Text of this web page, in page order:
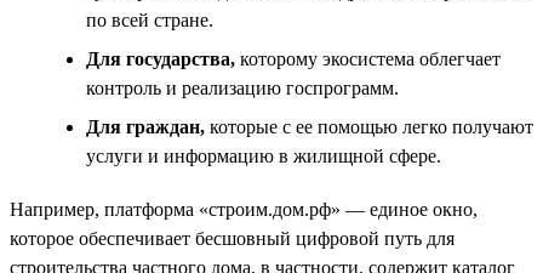
по всей стране.
Для государства, которому экосистема облегчает
контроль и реализацию госпрограмм.
Для граждан, которые с ее помощью легко получают
услуги и информацию в жилищной сфере.
Например, платформа «строим.дом.рф» — единое окно,
которое обеспечивает бесшовный цифровой путь для
строительства частного дома, в частности, содержит каталог